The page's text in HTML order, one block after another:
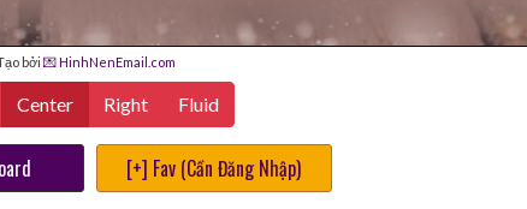
bởi 💌 HinhNenEmail.com
Center Right Fluid
[+] Fav (Cần Đăng Nhập)